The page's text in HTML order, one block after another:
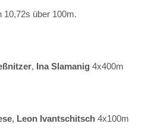
10,72s über 100m.
, Ina Slamanig 4x400m
, Leon Ivantschitsch 4x100m